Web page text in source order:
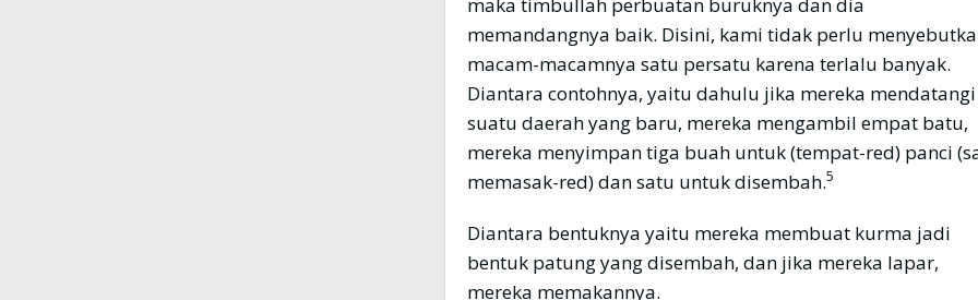
memandangnya baik. Disini, kami tidak perlu
macam-macamnya satu persatu karena terlalu banyak.
Diantara contohnya, yaitu dahulu jika mereka mendatangi
suatu daerah yang baru, mereka mengambil empat batu,
mereka menyimpan tiga buah untuk (tempat-red) panci
memasak-red) dan satu untuk disembah.5
Diantara bentuknya yaitu mereka membuat kurma jadi
bentuk patung yang disembah, dan jika mereka lapar,
mereka memakannya.